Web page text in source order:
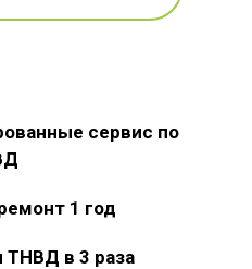
сервис по
1 год
ТНВД в 3 раза